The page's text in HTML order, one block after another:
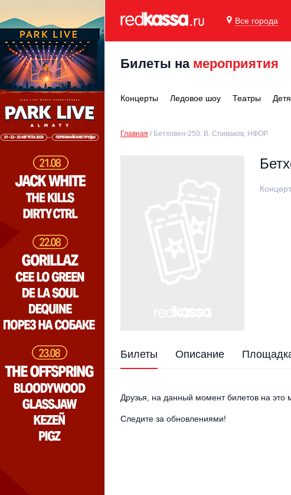
Все города
Билеты на мероприятия
Концерты Ледовое шоу Театры
Главная Бетховен-250: В. Спиваков, НФОР
Концерт
Билеты Описание
Друзья, на данный момент билетов на это
Следите за обновлениями!